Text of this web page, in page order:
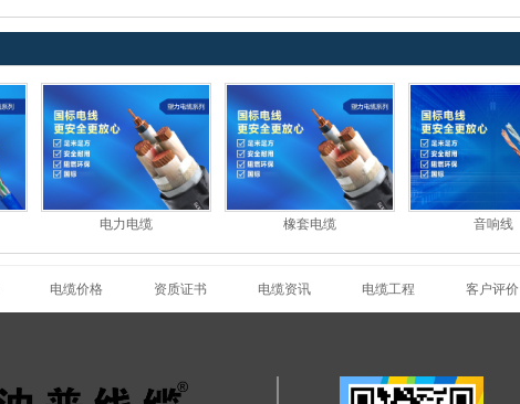
电力电缆 橡套电缆 音响线
电缆价格 资质证书 电缆资讯 电缆工程 客户评价